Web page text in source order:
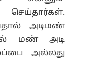
செய்தார்கள்.
அடிமண்
மண் அடி
அல்லது